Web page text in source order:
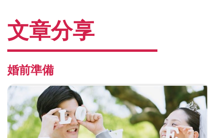
文章分享
婚前準備